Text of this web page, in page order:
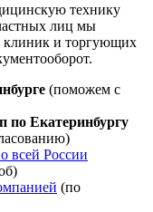
технику
лиц мы
клиник и торгующих
(поможем с
по Екатеринбургу
всей России
(по